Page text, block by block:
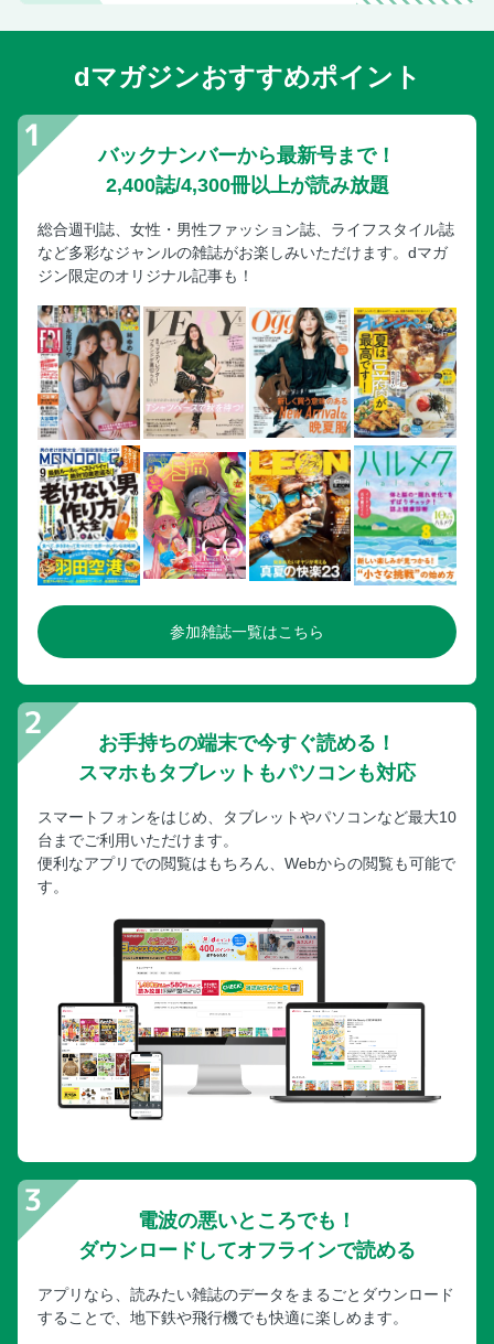
（後編）
挙！
江夏豊のアウトロー野球論
超弩級の酷暑から愛車を守る方法
絶対に失敗しない「中古スマホ」の売り方＆買い方
【特別編】サッカー日本代表・板倉滉の「やるよ、俺は！」
板倉滉が激白!! あのとき何が起きていたのか？
2026夏の甲子園は“下克上チーム”に注目だ!!
次号予告＆アンケート
七瀬なな1st写真集『見つめて。』絶賛発売中！
Weekly プレイボーイ コント55号も結成60周年!!
dマガジンおすすめポイント
バックナンバーから最新号まで！
2,400誌/4,300冊以上が読み放題
総合週刊誌、女性・男性ファッション誌、ライフスタイル誌
など多彩なジャンルの雑誌がお楽しみいただけます。dマガ
ジン限定のオリジナル記事も！
参加雑誌一覧はこちら
お手持ちの端末で今すぐ読める！
スマホもタブレットもパソコンも対応
スマートフォンをはじめ、タブレットやパソコンなど最大10
台までご利用いただけます。
便利なアプリでの閲覧はもちろん、Webからの閲覧も可能で
す。
電波の悪いところでも！
ダウンロードしてオフラインで読める
アプリなら、読みたい雑誌のデータをまるごとダウンロード
することで、地下鉄や飛行機でも快適に楽しめます。